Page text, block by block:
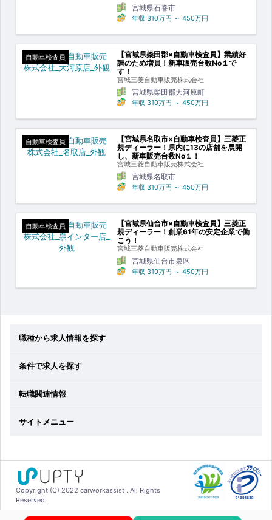
宮城県石巻市
年収 310万円 ～ 450万円
自動車検査員
【宮城県柴田郡×自動車検査員】業績好
調のため増員！新車販売台数No１で
す！
宮城三菱自動車販売株式会社
宮城県柴田郡大河原町
年収 310万円 ～ 450万円
自動車検査員
【宮城県名取市×自動車検査員】三菱正
規ディーラー！県内に13の店舗を展開
し、新車販売台数No１！
宮城三菱自動車販売株式会社
宮城県名取市
年収 310万円 ～ 450万円
自動車検査員
【宮城県仙台市×自動車検査員】三菱正
規ディーラー！創業61年の安定企業で働
こう！
宮城三菱自動車販売株式会社
宮城県仙台市泉区
年収 310万円 ～ 450万円
職種から求人情報を探す
条件で求人を探す
転職関連情報
サイトメニュー
Copyright (C) 2022 carworkassist . All Rights
Reserved.